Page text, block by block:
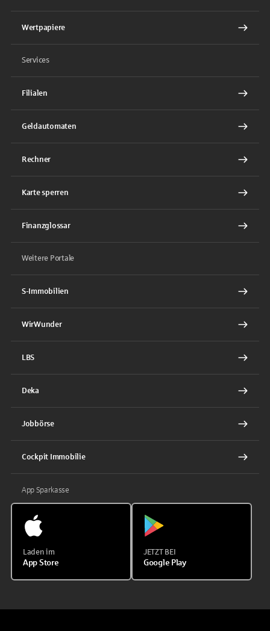
Wertpapiere
Services
Filialen
Geldautomaten
Rechner
Karte sperren
Finanzglossar
Weitere Portale
S-Immobilien
WirWunder
LBS
Deka
Jobbörse
Cockpit Immobilie
App Sparkasse
Laden im
App Store
JETZT BEI
Google Play